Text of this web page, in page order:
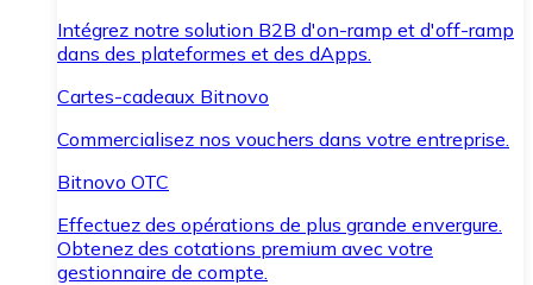
Intégrez notre solution B2B d'on-ramp et d'off-ramp
dans des plateformes et des dApps.
Cartes-cadeaux Bitnovo
Commercialisez nos vouchers dans votre entreprise.
Bitnovo OTC
Effectuez des opérations de plus grande envergure.
Obtenez des cotations premium avec votre
gestionnaire de compte.